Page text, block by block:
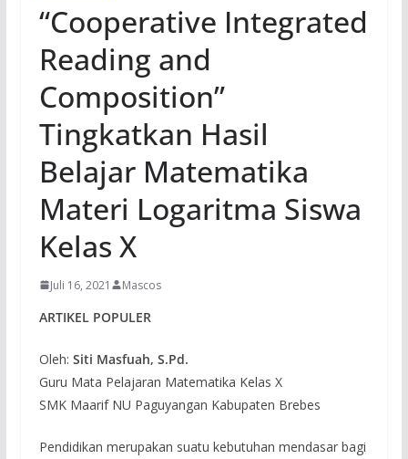
“Cooperative Integrated
Reading and
Composition”
Tingkatkan Hasil
Belajar Matematika
Materi Logaritma Siswa
Kelas X
Juli 16, 2021 Mascos
ARTIKEL POPULER
Oleh: Siti Masfuah, S.Pd.
Guru Mata Pelajaran Matematika Kelas X
SMK Maarif NU Paguyangan Kabupaten Brebes
Pendidikan merupakan suatu kebutuhan mendasar bagi